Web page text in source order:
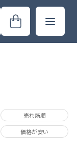
売れ筋順
価格が安い